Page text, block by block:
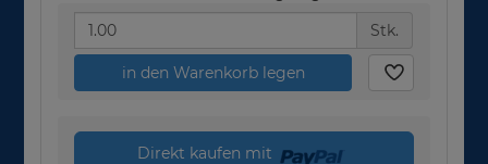
Stk.
in den Warenkorb legen
Direkt kaufen mit